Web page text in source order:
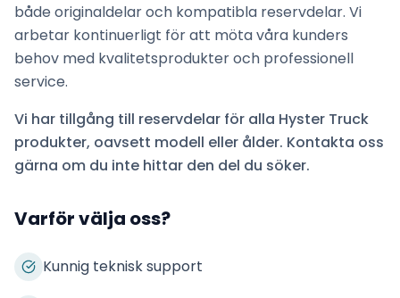
både originaldelar och kompatibla reservdelar. Vi
arbetar kontinuerligt för att möta våra kunders
behov med kvalitetsprodukter och professionell
service.
Vi har tillgång till reservdelar för alla Hyster Truck
produkter, oavsett modell eller ålder. Kontakta oss
gärna om du inte hittar den del du söker.
Varför välja oss?
Kunnig teknisk support